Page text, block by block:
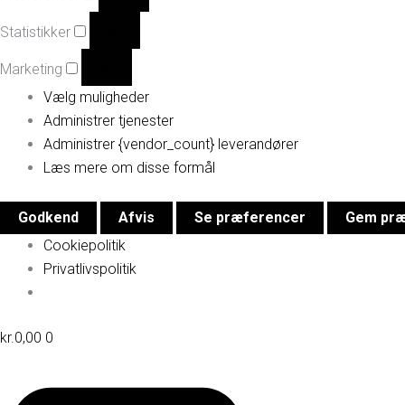
Statistikker
Marketing
Vælg muligheder
Administrer tjenester
Administrer {vendor_count} leverandører
Læs mere om disse formål
Godkend Afvis Se præferencer Gem
Cookiepolitik
Privatlivspolitik
kr.0,00 0
Belite